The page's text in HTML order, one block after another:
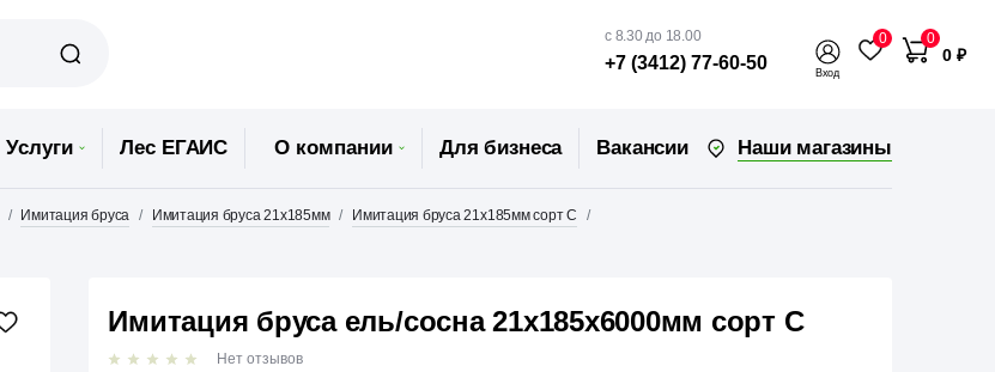
с 8.30 до 18.00
+7 (3412) 77-60-50 Вход
0 0
0 ₽
Услуги Лес ЕГАИС О компании Для бизнеса Вакансии Наши магазины
Имитация бруса Имитация бруса 21х185мм
Имитация бруса 21х185мм сорт С
Имитация бруса ель/сосна 21х185х6000мм сорт С
Нет отзывов